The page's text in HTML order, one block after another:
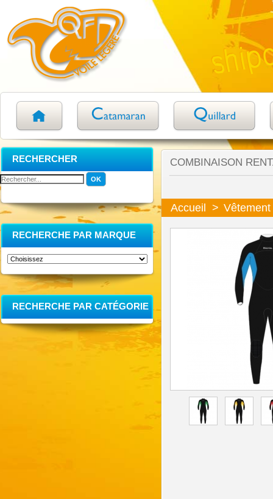
RECHERCHER
RECHERCHE PAR MARQUE
RECHERCHE PAR CATÉGORIE
COMBINAISON
Accueil > Vêtement